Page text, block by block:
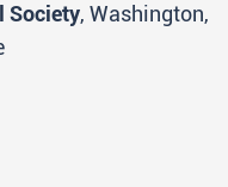
Society, Washington,